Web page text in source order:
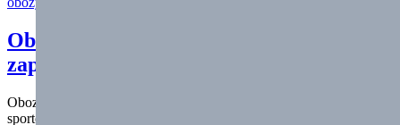
Obozy sportowe SwimSport -Lato 2024 –
zapisy!
Obozy Sportowe SwimSport-Lato 2024 Zapraszamy na szalone
sportowe lato ze SwimSport . Proponujemy 7 obozów by aktywnie,